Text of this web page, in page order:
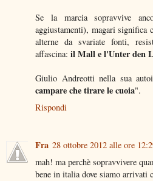
Se la marcia sopravvive
aggiustamenti), magari significa
alterne da svariate fonti,
affascina: il Mall e l'Unter den
Giulio Andreotti nella sua
campare che tirare le cuoia".
Rispondi
Fra 28 ottobre 2012 alle ore
mah! ma perchè sopravvivere
bene in italia dove siamo arrivati